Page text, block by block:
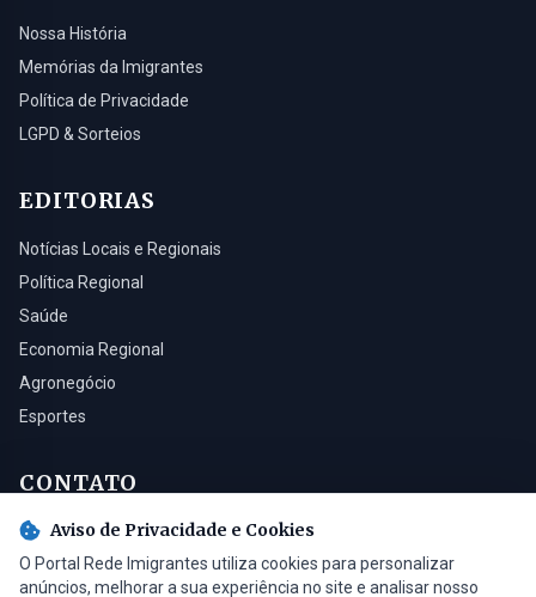
Nossa História
Memórias da Imigrantes
Política de Privacidade
LGPD & Sorteios
EDITORIAS
Notícias Locais e Regionais
Política Regional
Saúde
Economia Regional
Agronegócio
Esportes
CONTATO
Turvo - SC, 88930-000
(48) 3525-0321
Aviso de Privacidade e Cookies
O Portal Rede Imigrantes utiliza cookies para personalizar
anúncios, melhorar a sua experiência no site e analisar nosso